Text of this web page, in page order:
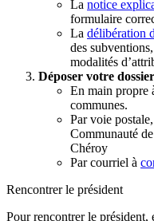
La notice
formulaire
La délibération
des
modalités
Déposer votre
En main propre
communes.
Par voie
Communauté
Chéroy
Par courriel à
Rencontrer le président
Pour rencontrer le président,